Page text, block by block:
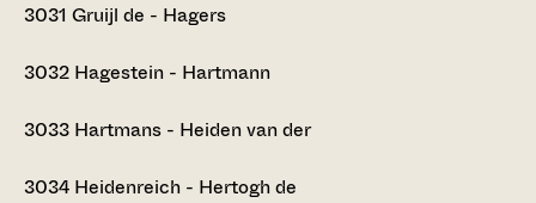
3031 Gruijl de - Hagers
3032 Hagestein - Hartmann
3033 Hartmans - Heiden van der
3034 Heidenreich - Hertogh de